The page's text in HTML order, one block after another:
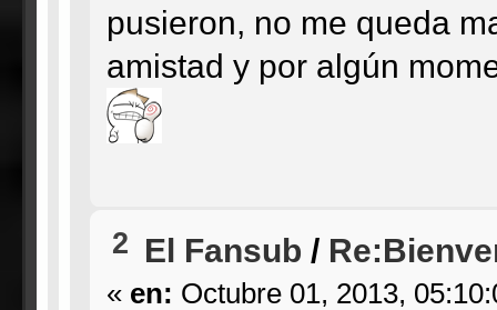
pusieron, no me queda
amistad y por algún
2 El Fansub /
« en: Octubre 01, 2013,